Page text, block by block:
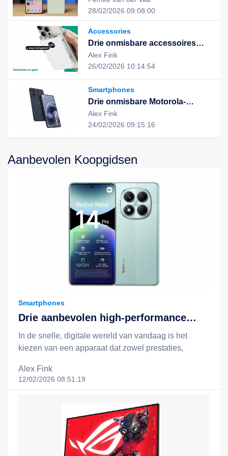
uitstekende prestaties en stijlvol
28/02/2026 09:08:00
Accessories
Drie onmisbare accessoires
voor een slimme, duurzame en
geïntegreerde digitale ervaring
Alex Fink
26/02/2026 10:14:54
Smartphones
Drie onmisbare Motorola-
apparaten voor een slimme,
efficiënte en duurzame digitale
Alex Fink
24/02/2026 09:15:16
Aanbevolen Koopgidsen
Smartphones
Drie aanbevolen high-performance
apparaten: Redmi Note 14, Redmi
Note 14 Pro 5G en het Xiaomi 15T +
Redmi Pad 2-combinatie
In de snelle, digitale wereld van vandaag is het
kiezen van een apparaat dat zowel prestaties,
prijs biedt, essentieel voor een efficiëntere en
gelukkigere levensstijl. Xiaomi staat bekend om zijn
middel van slimme, kostenefficiënte innovaties breidt
het technologie uit tot het dagelijks leven van
mensen uit alle lagen van de samenleving. In dit
artikel nemen we drie opvallende apparaten onder
Alex Fink
12/02/2026 08:51:19